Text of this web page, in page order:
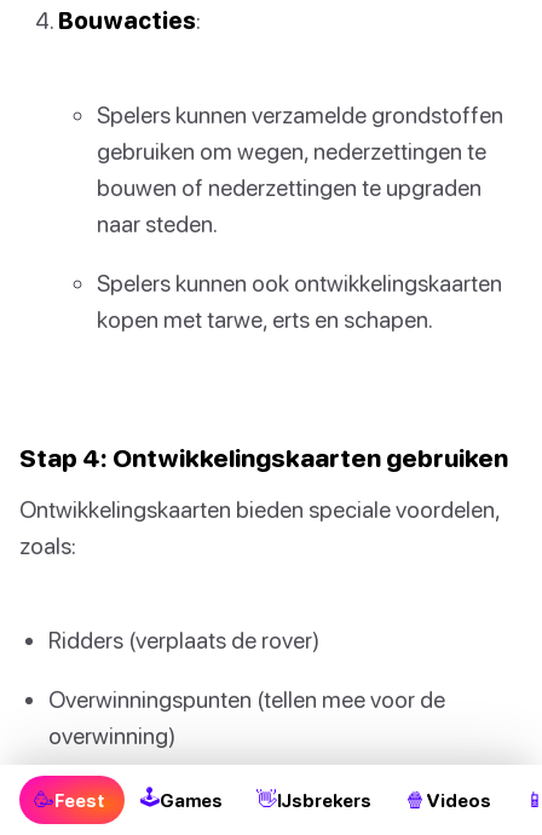
Bouwacties:
Spelers kunnen verzamelde grondstoffen
gebruiken om wegen, nederzettingen te
bouwen of nederzettingen te upgraden
naar steden.
Spelers kunnen ook ontwikkelingskaarten
kopen met tarwe, erts en schapen.
Stap 4: Ontwikkelingskaarten gebruiken
Ontwikkelingskaarten bieden speciale voordelen,
zoals:
Ridders (verplaats de rover)
Overwinningspunten (tellen mee voor de
overwinning)
Voortgangskaarten (bouw wegen of verzamel
🥳Feest 🕹Games 👋IJsbrekers 🍿 Videos